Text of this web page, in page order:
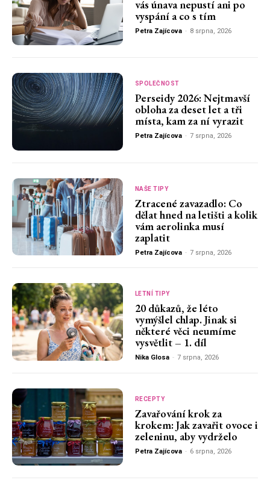
vás únava nepustí ani po
vyspání a co s tím
Petra Zajícova - 8 srpna, 2026
SPOLEČNOST
Perseidy 2026: Nejtmavší
obloha za deset let a tři
místa, kam za ní vyrazit
Petra Zajícova - 7 srpna, 2026
NAŠE TIPY
Ztracené zavazadlo: Co
dělat hned na letišti a kolik
vám aerolinka musí
zaplatit
Petra Zajícova - 7 srpna, 2026
LETNÍ TIPY
20 důkazů, že léto
vymýšlel chlap. Jinak si
některé věci neumíme
vysvětlit – 1. díl
Nika Glosa - 7 srpna, 2026
RECEPTY
Zavařování krok za
krokem: Jak zavařit ovoce i
zeleninu, aby vydrželo
Petra Zajícova - 6 srpna, 2026